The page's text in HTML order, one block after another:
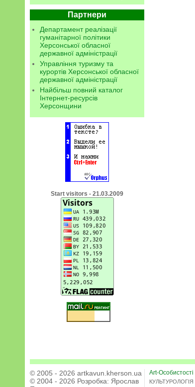
Партнери
Департамент реалізації
гуманітарної політики
Херсонської обласної
державної адміністрації
Управління туризму та
курортів Херсонської обласної
державної адміністрації
Найбільш повний каталог
Інтернет-ресурсів
Херсонщини
Start visitors - 21.03.2009
© 2005 - 2026 artkavun.kherson.ua
© 2004 - 2026 Розробка: Ярослав
Art-Особистості
КУЛЬТУРОЛОГІЯ